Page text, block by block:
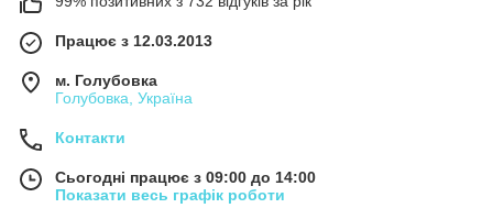
матраци і м'які меблі
крісла);
човни та весла
супутня група (окуляри, шапочки для плавання,
Працює з 12.03.2013
м. Голубовка
Голубовка, Україна
Контакти
Сьогодні працює з 09:00 до 14:00
Показати весь графік роботи